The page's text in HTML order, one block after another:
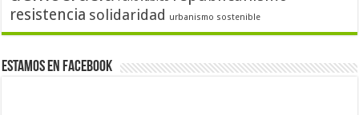
resistencia solidaridad urbanismo sostenible
Estamos en Facebook